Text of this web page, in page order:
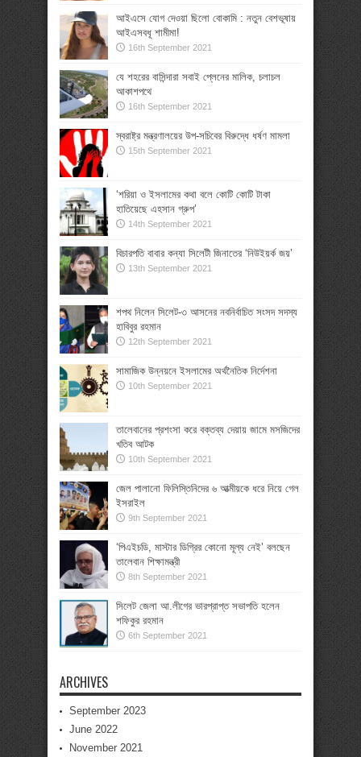
আইএসে যোগ দেওয়া ছিলো বোকামি : নতুন বেশভূষায়
আইএসবধূ শামীমা!
16th September 2021
যে শহরের বাসিন্দারা সবাই প্লেনের মালিক, চলাচল
আকাশপথে
16th September 2021
স্বরাষ্ট্র মন্ত্রণালয়ের উপ-সচিবের বিরুদ্ধে ধর্ষণ মামলা
15th September 2021
‘শরিয়া ও ইসলামের কথা বলে কোটি কোটি টাকা
হাতিয়েছে এহসান গ্রুপ’
14th September 2021
বিচারপতি বাবার কন্যা সিলেটী জিনাতের ‘নিউইয়র্ক জয়’
13th September 2021
শপথ নিলেন সিলেট-৩ আসনের নবনির্বাচিত সংসদ সদস্য
হাবিবুর রহমান
12th September 2021
সামাজিক উন্নয়নে ইসলামের অর্থনৈতিক নির্দেশনা
10th September 2021
তালেবানের প্রশংসা করে বক্তব্য দেয়ায় জামে মসজিদের
খতিব আটক
10th September 2021
জেল পালানো ফিলিস্তিনিদের ৬ আত্মীয়কে ধরে নিয়ে গেল
ইসরাইল
9th September 2021
‘পিএইচডি, মাস্টার ডিগ্রির কোনো মূল্য নেই’ বলছেন
তালেবান শিক্ষামন্ত্রী
8th September 2021
সিলেট জেলা আ.লীগের ভারপ্রাপ্ত সভাপতি হলেন
শফিকুর রহমান
6th September 2021
ARCHIVES
September 2023
June 2022
November 2021